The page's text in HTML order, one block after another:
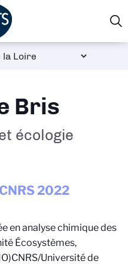
Bris
écologie
2022
en analyse chimique des
Écosystèmes,
CNRS/Université de